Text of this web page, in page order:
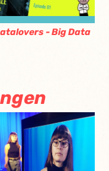
- Big Data